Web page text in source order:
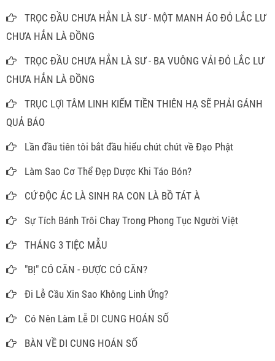
TRỌC ĐẦU CHƯA HẲN LÀ SƯ - MỘT MANH ÁO ĐỎ LẮC LƯ
CHƯA HẲN LÀ ĐỒNG
TRỌC ĐẦU CHƯA HẲN LÀ SƯ - BA VUÔNG VẢI ĐỎ LẮC LƯ
CHƯA HẲN LÀ ĐỒNG
TRỤC LỢI TÂM LINH KIẾM TIỀN THIÊN HẠ SẼ PHẢI GÁNH
QUẢ BÁO
Lần đầu tiên tôi bắt đầu hiểu chút chút về Đạo Phật
Làm Sao Cơ Thể Đẹp Dược Khi Táo Bón?
CỨ ĐỘC ÁC LÀ SINH RA CON LÀ BỒ TÁT À
Sự Tích Bánh Trôi Chay Trong Phong Tục Người Việt
THÁNG 3 TIỆC MẪU
"BỊ" CÓ CĂN - ĐƯỢC CÓ CĂN?
Đi Lễ Cầu Xin Sao Không Linh Ứng?
Có Nên Làm Lễ DI CUNG HOÁN SỐ
BÀN VỀ DI CUNG HOÁN SỐ